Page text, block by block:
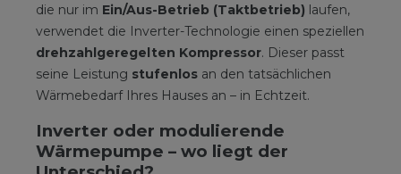
die nur im Ein/Aus-Betrieb (Taktbetrieb) laufen,
verwendet die Inverter-Technologie einen speziellen
drehzahlgeregelten Kompressor. Dieser passt
seine Leistung stufenlos an den tatsächlichen
Wärmebedarf Ihres Hauses an – in Echtzeit.
Inverter oder modulierende
Wärmepumpe – wo liegt der